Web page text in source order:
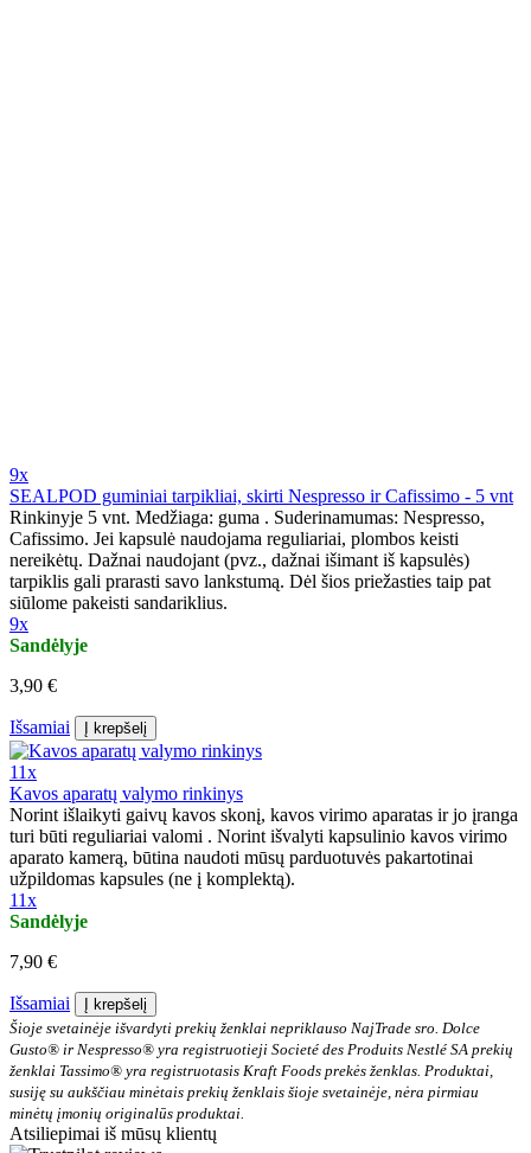
9x
SEALPOD guminiai tarpikliai, skirti Nespresso ir Cafissimo - 5 vnt
Rinkinyje 5 vnt. Medžiaga: guma . Suderinamumas: Nespresso,
Cafissimo. Jei kapsulė naudojama reguliariai, plombos keisti
nereikėtų. Dažnai naudojant (pvz., dažnai išimant iš kapsulės)
tarpiklis gali prarasti savo lankstumą. Dėl šios priežasties taip pat
siūlome pakeisti sandariklius.
9x
Sandėlyje
3,90 €
Išsamiai Į krepšelį
11x
Kavos aparatų valymo rinkinys
Norint išlaikyti gaivų kavos skonį, kavos virimo aparatas ir jo įranga
turi būti reguliariai valomi . Norint išvalyti kapsulinio kavos virimo
aparato kamerą, būtina naudoti mūsų parduotuvės pakartotinai
užpildomas kapsules (ne į komplektą).
11x
Sandėlyje
7,90 €
Išsamiai
Į krepšelį
Šioje svetainėje išvardyti prekių ženklai nepriklauso NajTrade sro. Dolce
Gusto® ir Nespresso® yra registruotieji Societé des Produits Nestlé SA prekių
ženklai Tassimo® yra registruotasis Kraft Foods prekės ženklas. Produktai,
susiję su aukščiau minėtais prekių ženklais šioje svetainėje, nėra pirmiau
minėtų įmonių originalūs produktai.
Atsiliepimai iš mūsų klientų